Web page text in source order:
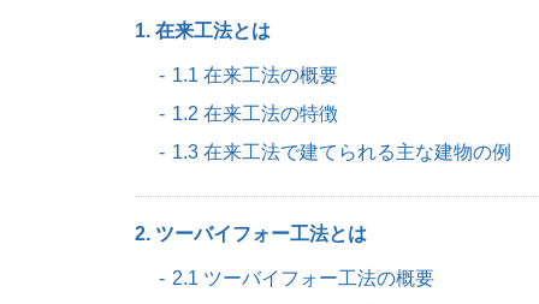
1. 在来工法とは
1.1 在来工法の概要
1.2 在来工法の特徴
1.3 在来工法で建てられる主な建物の例
2. ツーバイフォー工法とは
2.1 ツーバイフォー工法の概要